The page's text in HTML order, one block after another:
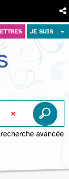
JE SUIS
recherche avancée